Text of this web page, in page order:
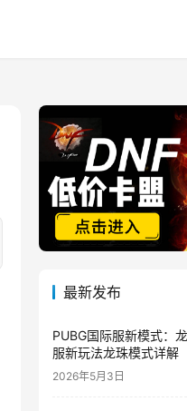
最新发布
PUBG国际服新模式：
服新玩法龙珠模式详解
2026年5月3日